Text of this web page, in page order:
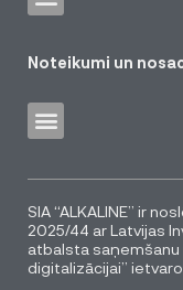
Noteikumi un
SIA “ALKALINE” ir
2025/44 ar Latvijas
atbalsta
digitalizācijai”